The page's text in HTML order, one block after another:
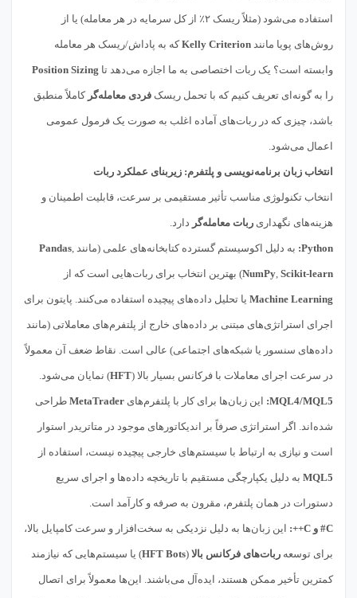
استفاده می‌شود (مثلاً ریسک ۲٪ از کل سرمایه در هر معامله) یا از
روش‌های پویا مانند Kelly Criterionکه به پاداش/ریسک هر معامله
وابسته است؟ یک ربات اختصاصی به ما اجازه می‌دهد تا Position Sizing
را به گونه‌ای تعریف کنیم که با تحمل ریسک فردی معامله‌گر کاملاً منطبق
باشد، چیزی که در ربات‌های آماده اغلب به صورت یک فرمول عمومی
اعمال می‌شود.
انتخاب زبان برنامه‌نویسی و پلتفرم: زیربنای عملکرد ربات
انتخاب تکنولوژی مناسب تأثیر مستقیمی بر سرعت، قابلیت اطمینان و
هزینه‌های نگهداری ربات معامله‌گر دارد.
Python: به دلیل اکوسیستم گسترده کتابخانه‌های علمی (مانند Pandas,
NumPy, Scikit-learn ) بهترین انتخاب برای ربات‌هایی است که از
Machine Learning یا تحلیل داده‌های پیچیده استفاده می‌کنند. پایتون برای
اجرای استراتژی‌های مبتنی بر داده‌های خارج از پلتفرم‌های معاملاتی (مانند
داده‌های سنسور یا شبکه‌های اجتماعی) عالی است. نقاط ضعف آن معمولاً
در سرعت اجرای معاملات با فرکانس بسیار بالا (HFT) نمایان می‌شود.
MQL4/MQL5: این زبان‌ها برای کار با پلتفرم‌های MetaTrader طراحی
شده‌اند. اگر استراتژی صرفاً بر اندیکاتورهای موجود در متاتریدر استوار
است و نیازی به ارتباط با سیستم‌های خارجی پیچیده نیست، استفاده از
MQL5 به دلیل یکپارچگی مستقیم با تاریخچه داده‌ها و اجرای سریع
دستورات در همان پلتفرم، مقرون به صرفه و کارآمد است.
C# و C++: این زبان‌ها به دلیل نزدیکی به سخت‌افزار و سرعت کامپایل بالا،
برای توسعه ربات‌های فرکانس بالا (
HFT Bots) یا سیستم‌هایی که نیازمند
کمترین تأخیر ممکن هستند، ایده‌آل می‌باشند. این‌ها معمولاً برای اتصال